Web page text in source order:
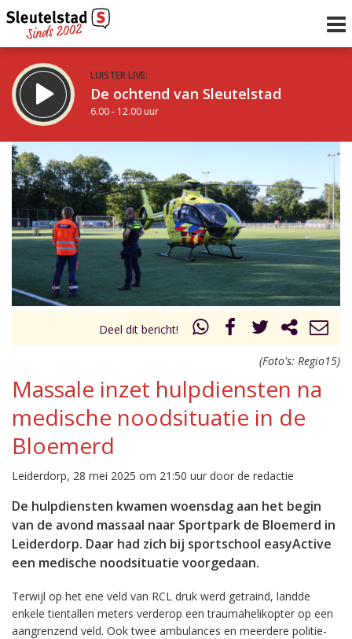
LUISTER LIVE:
De ochtend van Sleutelstad
6.00 - 12.00 uur
STRAKS:
De middag van Sleutelstad
12.00 - 19.00 uur
Vorig uur
uur 1 van 0 Volgend uur
Inklappen
Deel dit bericht!
(Foto's: Regio15)
Massale inzet hulpdiensten na
medische noodsituatie in de
Bloemerd
Leiderdorp, 28 mei 2025 om 21:50 uur door de redactie
De hulpdiensten kwamen woensdag aan het begin
van de avond massaal naar Sportpark de Bloemerd in
Leiderdorp. Daar had zich bij sportschool easyActive
een medische noodsituatie voorgedaan.
Terwijl op het ene veld van RCL druk werd getraind, landde
enkele tientallen meters verderop een traumahelikopter op een
aangrenzend veld. Ook twee ambulances en meerdere politie-